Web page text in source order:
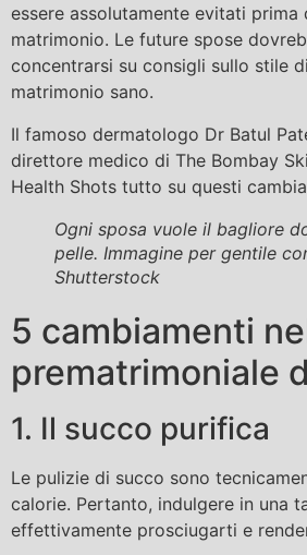
essere assolutamente evitati prima
matrimonio. Le future spose
concentrarsi su consigli sullo stile
matrimonio sano.
Il famoso dermatologo Dr Batul
direttore medico di The Bombay
Health Shots tutto su questi
Ogni sposa vuole il bagliore
pelle. Immagine per gentile
Shutterstock
5 cambiamenti
prematrimoniale
1. Il succo purifica
Le pulizie di succo sono
calorie. Pertanto, indulgere in una
effettivamente prosciugarti e